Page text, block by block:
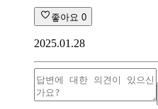
좋아요 0
2025.01.28